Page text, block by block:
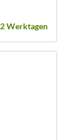
Werktagen